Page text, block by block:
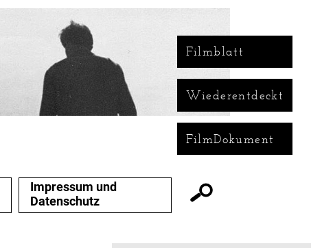
Filmblatt
Wiederentdeckt
FilmDokument
Impressum und
Datenschutz